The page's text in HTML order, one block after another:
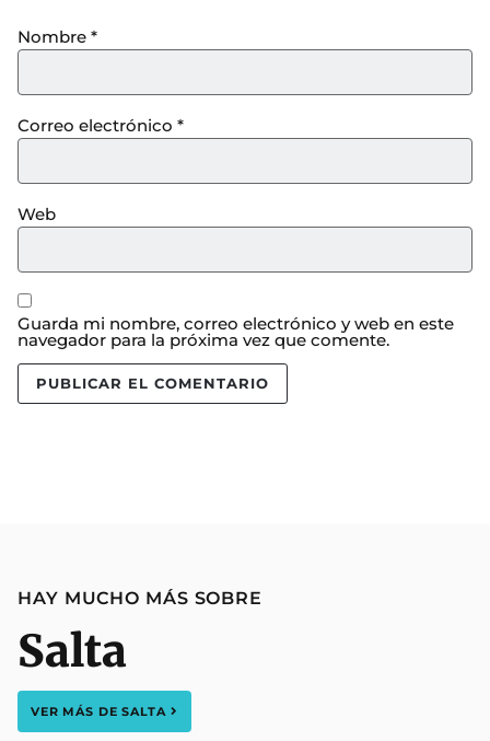
Nombre *
Correo electrónico *
Web
Guarda mi nombre, correo electrónico y web en este
navegador para la próxima vez que comente.
HAY MUCHO MÁS SOBRE
Salta
VER MÁS DESALTA